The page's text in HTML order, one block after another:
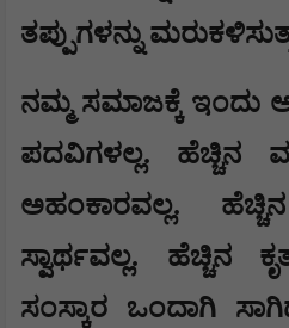
ತಪ್ಪುಗಳನ್ನು
ನಮ್ಮ ಸಮಾಜಕ್ಕೆ ಇಂದು
ಪದವಿಗಳಲ್ಲ. ಹೆಚ್ಚಿನ
ಅಹಂಕಾರವಲ್ಲ.
ಸ್ವಾರ್ಥವಲ್ಲ. ಹೆಚ್ಚಿನ
ಸಂಸ್ಕಾರ ಒಂದಾಗಿ